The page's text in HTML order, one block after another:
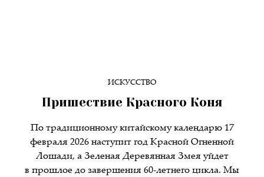
ИСКУССТВО
Пришествие Красного Коня
По традиционному китайскому календарю 17
февраля 2026 наступит год Красной Огненной
Лошади, а Зеленая Деревянная Змея уйдет
в прошлое до завершения 60-летнего цикла. Мы